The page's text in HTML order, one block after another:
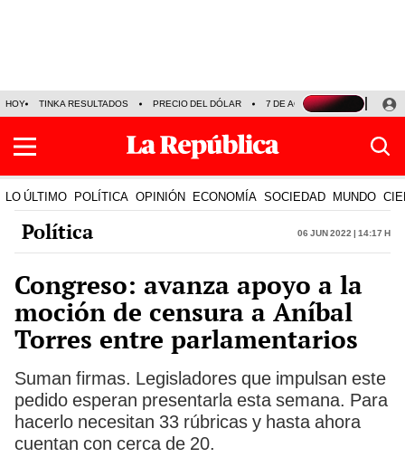
HOY TINKA RESULTADOS PRECIO DEL DÓLAR 7 DE AGOSTO OLLANTA
LO ÚLTIMO POLÍTICA OPINIÓN ECONOMÍA SOCIEDAD MUNDO
Política 06 Jun 2022 | 14:17 h
Congreso: avanza apoyo a la
moción de censura a Aníbal
Torres entre parlamentarios
Suman firmas. Legisladores que impulsan este
pedido esperan presentarla esta semana. Para
hacerlo necesitan 33 rúbricas y hasta ahora
cuentan con cerca de 20.